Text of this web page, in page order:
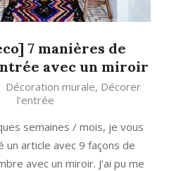
7 manières de
avec un miroir
Décoration murale, Décorer
l'entrée
semaines / mois, je vous
un article avec 9 façons de
avec un miroir. J’ai pu me